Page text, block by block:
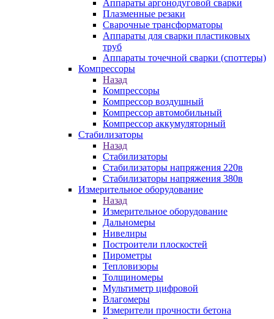
Аппараты аргонодуговой сварки
Плазменные резаки
Сварочные трансформаторы
Аппараты для сварки пластиковых
труб
Аппараты точечной сварки (споттеры)
Компрессоры
Назад
Компрессоры
Компрессор воздушный
Компрессор автомобильный
Компрессор аккумуляторный
Стабилизаторы
Назад
Стабилизаторы
Стабилизаторы напряжения 220в
Стабилизаторы напряжения 380в
Измерительное оборудование
Назад
Измерительное оборудование
Дальномеры
Нивелиры
Построители плоскостей
Пирометры
Тепловизоры
Толщиномеры
Мультиметр цифровой
Влагомеры
Измерители прочности бетона